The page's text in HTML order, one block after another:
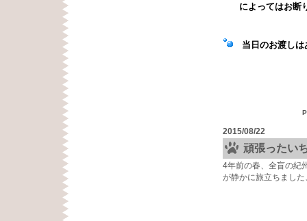
によってはお断
当日のお渡しは
2015/08/22
頑張ったい
4年前の春、全盲の紀
が静かに旅立ちました